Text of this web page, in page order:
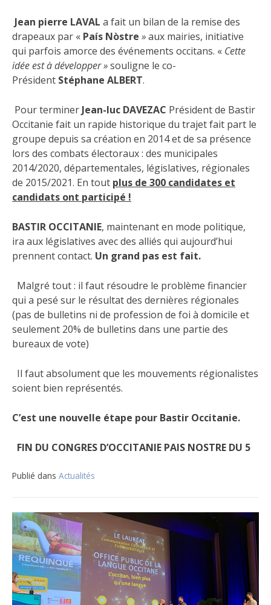
Jean pierre LAVAL a fait un bilan de la remise des
drapeaux par « País Nòstre »aux mairies, initiative
qui parfois amorce des événements occitans. « Cette
idée est à développer »souligne le co-
Président Stéphane ALBERT.
Pour terminer Jean-luc DAVEZAC Président de Bastir
Occitanie fait un rapide historique du trajet fait part le
groupe depuis sa création en 2014 et de sa présence
lors des combats électoraux : des municipales
2014/2020, départementales, législatives, régionales
de 2015/2021. En tout plus de 300 candidates et
candidats ont participé !
BASTIR OCCITANIE, maintenant en mode politique,
ira aux législatives avec des alliés qui aujourd’hui
prennent contact. Un grand pas est fait.
Malgré tout : il faut résoudre le problème financier
qui a pesé sur le résultat des dernières régionales
(pas de bulletins ni de profession de foi à domicile et
seulement 20% de bulletins dans une partie des
bureaux de vote)
Il faut absolument que les mouvements régionalistes
soient bien représentés.
C’est une nouvelle étape pour Bastir Occitanie.
FIN DU CONGRES D’OCCITANIE PAIS NOSTRE DU 5
Publié dans Actualités